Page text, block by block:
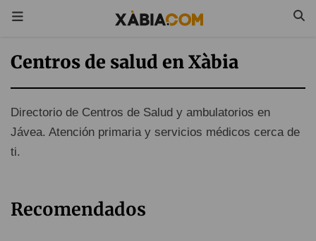
Centros de salud en Xàbia
Directorio de Centros de Salud y ambulatorios en
Jávea. Atención primaria y servicios médicos cerca de
ti.
Recomendados